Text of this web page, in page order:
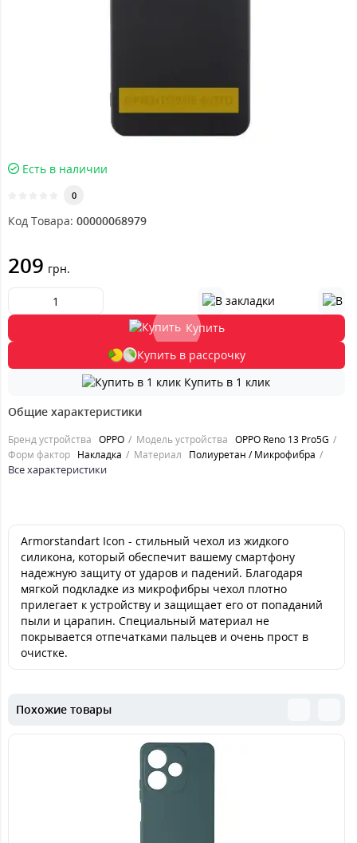
Есть в наличии
0
Код Товара: 00000068979
209 грн.
Купить
Купить в рассрочку
Купить в 1 клик
Общие характеристики
Бренд устройства OPPO Модель устройства OPPO Reno 13 Pro5G
Форм фактор Накладка Материал Полиуретан / Микрофибра
Все характеристики
Armorstandart Icon - cтильный чехол из жидкого
силикона, который обеспечит вашему смартфону
надежную защиту от ударов и падений. Благодаря
мягкой подкладке из микрофибры чехол плотно
прилегает к устройству и защищает его от попаданий
пыли и царапин. Специальный материал не
покрывается отпечатками пальцев и очень прост в
очистке.
Похожие товары